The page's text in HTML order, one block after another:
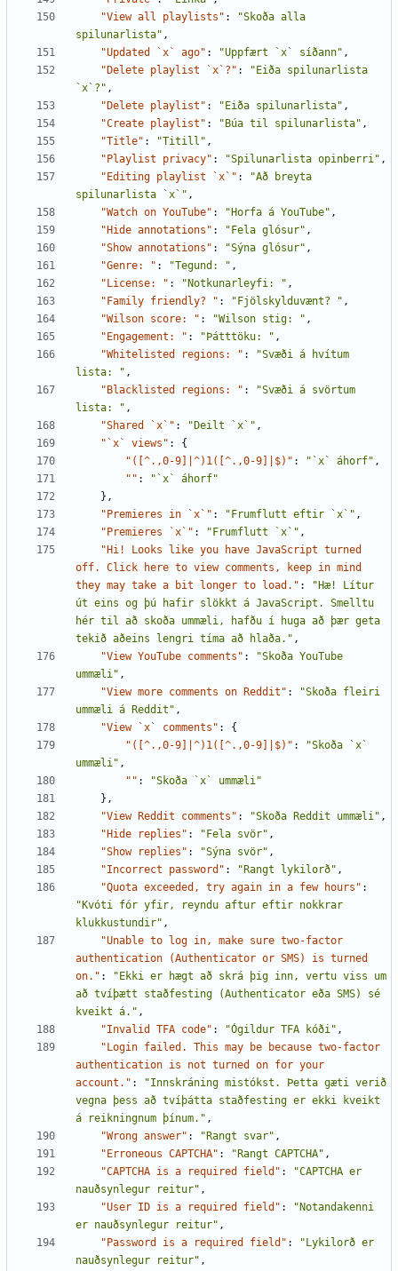
"View all playlists" :
"Skoða alla
spilunarlista" ,
"Updated `x` ago" : "Uppfært `x` síðann" ,
"Delete playlist `x`?" :
"Eiða spilunarlista
`x`?" ,
"Delete playlist" : "Eiða spilunarlista" ,
"Create playlist" : "Búa til spilunarlista" ,
"Title" : "Titill" ,
"Playlist privacy" : "Spilunarlista opinberri" ,
"Editing playlist `x`" :
"Að breyta
spilunarlista `x`" ,
"Watch on YouTube" : "Horfa á YouTube" ,
"Hide annotations" : "Fela glósur" ,
"Show annotations" : "Sýna glósur" ,
"Genre: " : "Tegund: " ,
"License: " : "Notkunarleyfi: " ,
"Family friendly? " : "Fjölskylduvænt? " ,
"Wilson score: " : "Wilson stig: " ,
"Engagement: " : "Þátttöku: " ,
"Whitelisted regions: " :
"Svæði á hvítum
lista: " ,
"Blacklisted regions: " :
"Svæði á svörtum
lista: " ,
"Shared `x`" : "Deilt `x`" ,
"`x` views" :
{
"([^.,0-9]|^)1([^.,0-9]|$)" : "`x` áhorf" ,
"" :
"`x` áhorf"
},
"Premieres in `x`" : "Frumflutt eftir `x`" ,
"Premieres `x`" : "Frumflutt `x`" ,
"Hi! Looks like you have JavaScript turned
off. Click here to view comments, keep in mind
they may take a bit longer to load." :
"Hæ! Lítur
út eins og þú hafir slökkt á JavaScript. Smelltu
hér til að skoða ummæli, hafðu í huga að þær geta
tekið aðeins lengri tíma að hlaða." ,
"View YouTube comments" :
"Skoða YouTube
ummæli" ,
"View more comments on Reddit" :
"Skoða fleiri
ummæli á Reddit" ,
"View `x` comments" :
{
"([^.,0-9]|^)1([^.,0-9]|$)" :
"Skoða `x`
ummæli" ,
"" :
"Skoða `x` ummæli"
},
"View Reddit comments" : "Skoða Reddit ummæli" ,
"Hide replies" : "Fela svör" ,
"Show replies" : "Sýna svör" ,
"Incorrect password" : "Rangt lykilorð" ,
"Quota exceeded, try again in a few hours" :
"Kvóti fór yfir, reyndu aftur eftir nokkrar
klukkustundir" ,
"Unable to log in, make sure two-factor
authentication (Authenticator or SMS) is turned
on." :
"Ekki er hægt að skrá þig inn, vertu viss um
að tvíþætt staðfesting (Authenticator eða SMS) sé
kveikt á." ,
"Invalid TFA code" : "Ógildur TFA kóði" ,
"Login failed. This may be because two-factor
authentication is not turned on for your
account." :
"Innskráning mistókst. Þetta gæti verið
vegna þess að tvíþátta staðfesting er ekki kveikt
á reikningnum þínum." ,
"Wrong answer" : "Rangt svar" ,
"Erroneous CAPTCHA" : "Rangt CAPTCHA" ,
"CAPTCHA is a required field" :
"CAPTCHA er
nauðsynlegur reitur" ,
"User ID is a required field" :
"Notandakenni
er nauðsynlegur reitur" ,
"Password is a required field" :
"Lykilorð er
nauðsynlegur reitur" ,